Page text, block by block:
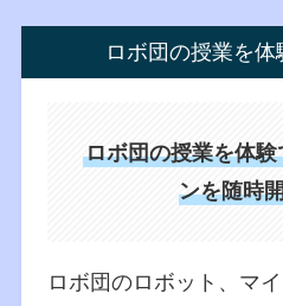
ロボ団の授業を体
ロボ団の授業を体
ンを随時
ロボ団のロボット、マ